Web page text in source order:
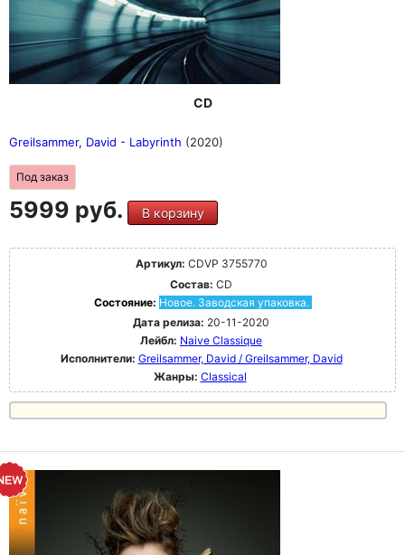
CD
Greilsammer, David - Labyrinth (2020)
Под заказ
5999 руб. В корзину
Артикул: CDVP 3755770
Состав: CD
Состояние: Новое. Заводская упаковка.
Дата релиза: 20-11-2020
Лейбл: Naive Classique
Исполнители: Greilsammer, David / Greilsammer, David
Жанры: Classical